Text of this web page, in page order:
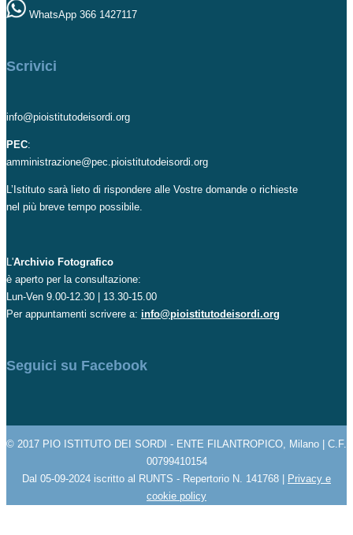
WhatsApp 366 1427117
Scrivici
info@pioistitutodeisordi.org
PEC:
amministrazione@pec.pioistitutodeisordi.org
L’Istituto sarà lieto di rispondere alle Vostre domande o richieste
nel più breve tempo possibile.
L'Archivio Fotografico
è aperto per la consultazione:
Lun-Ven 9.00-12.30 | 13.30-15.00
Per appuntamenti scrivere a: info@pioistitutodeisordi.org
Seguici su Facebook
© 2017 PIO ISTITUTO DEI SORDI - ENTE FILANTROPICO, Milano | C.F.
00799410154
Dal 05-09-2024 iscritto al RUNTS - Repertorio N. 141768 | Privacy e
cookie policy